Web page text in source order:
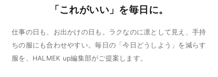
「これがいい」を毎日に。
仕事の日も、お出かけの日も。ラクなのに凛として見え、手持
ちの服にも合わせやすい。毎日の「今日どうしよう」を減らす
服を、HALMEK up編集部がご提案します。